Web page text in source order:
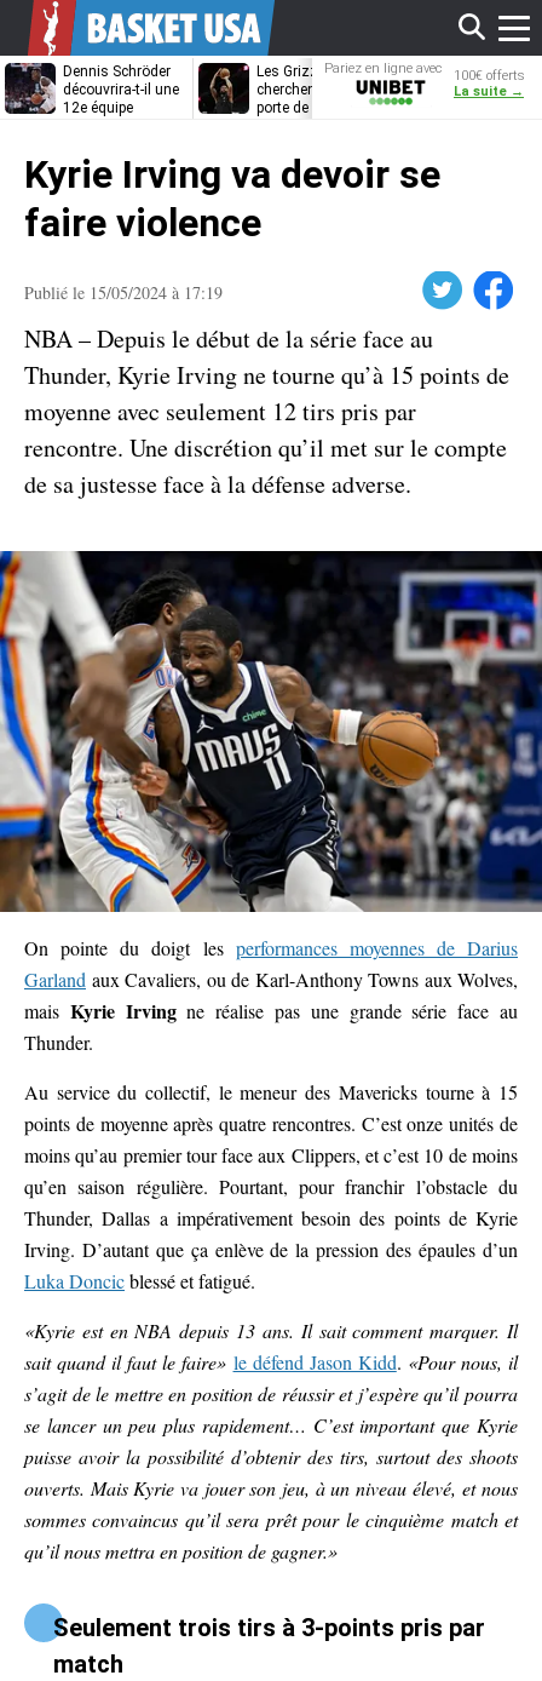
Dennis Schröder
découvrira-t-il une
12e équipe
Les Grizzlies
cherchent déjà une
porte de sortie
Dwane Casey
bientôt coach
Pariez en ligne avec
Unibet
100€ offerts
La suite →
Kyrie Irving va devoir se
faire violence
Publié le 15/05/2024 à 17:19 Facebook
NBA – Depuis le début de la série face au
Thunder, Kyrie Irving ne tourne qu’à 15 points de
moyenne avec seulement 12 tirs pris par
rencontre. Une discrétion qu’il met sur le compte
de sa justesse face à la défense adverse.
On pointe du doigt les performances moyennes de Darius
Garland aux Cavaliers, ou de Karl-Anthony Towns aux Wolves,
mais Kyrie Irvingne réalise pas une grande série face au
Thunder.
Au service du collectif, le meneur des Mavericks tourne à 15
points de moyenne après quatre rencontres. C’est onze unités de
moins qu’au premier tour face aux Clippers, et c’est 10 de moins
qu’en saison régulière. Pourtant, pour franchir l’obstacle du
Thunder, Dallas a impérativement besoin des points de Kyrie
Irving. D’autant que ça enlève de la pression des épaules d’un
Luka Doncicblessé et fatigué.
«Kyrie est en NBA depuis 13 ans. Il sait comment marquer. Il
sait quand il faut le faire» le défend Jason Kidd. «Pour nous, il
s’agit de le mettre en position de réussir et j’espère qu’il pourra
se lancer un peu plus rapidement… C’est important que Kyrie
puisse avoir la possibilité d’obtenir des tirs, surtout des shoots
ouverts. Mais Kyrie va jouer son jeu, à un niveau élevé, et nous
sommes convaincus qu’il sera prêt pour le cinquième match et
qu’il nous mettra en position de gagner.»
Seulement trois tirs à 3-points pris par
match